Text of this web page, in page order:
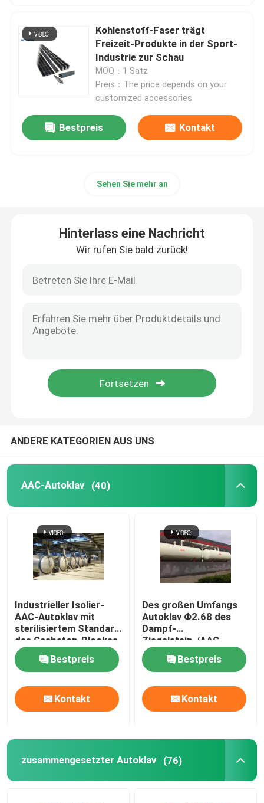
Kohlenstoff-zusammengesetzte Teile
Chemische Druckbehälter
Chemischer Wärmetauscher
Öl feuerte Dampfkessel
Chemische Spalte
Kohlenstoff-Faser trägt
Freizeit-Produkte in der Sport-
Industrie zur Schau
MOQ：1 Satz
Preis：The price depends on your
customized accessories
Bestpreis Kontakt
Sehen Sie mehr an
Hinterlass eine Nachricht
Wir rufen Sie bald zurück!
ANDERE KATEGORIEN AUS UNS
AAC-Autoklav (40)
Industrieller Isolier-
AAC-Autoklav mit
sterilisiertem Standard
des Gasbeton-Blockes
ASME
Bestpreis
Kontakt
Des großen Umfangs
Autoklav Φ2.68 des
Dampf-
Ziegelstein-/AAC
konkreter ×
38m/Autoklav des
Druckbehälter-
Autoklavs AAC
Bestpreis
Kontakt
zusammengesetzter Autoklav (76)